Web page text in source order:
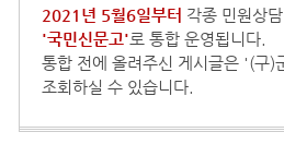
2021년 5월6일부터 각종 민원상
'국민신문고'로 통합 운영됩니다.
통합 전에 올려주신 게시글은 '(구)
조회하실 수 있습니다.